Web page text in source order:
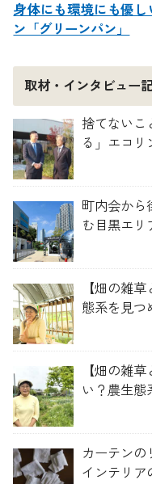
身体にも環境にも優
ン「グリーンパン」
取材・インタビュー
捨てないこ
る」エコリ
町内会から
む目黒エリ
【畑の雑
態系を見つ
【畑の雑
い？農生
カーテンの
インテリア